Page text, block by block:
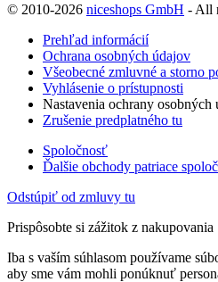
© 2010-2026 niceshops GmbH - All
Prehľad informácií
Ochrana osobných údajov
Všeobecné zmluvné a storno
Vyhlásenie o prístupnosti
Nastavenia ochrany osobných
Zrušenie predplatného tu
Spoločnosť
Ďalšie obchody patriace
Odstúpiť od zmluvy tu
Prispôsobte si zážitok z nakupovania
Iba s vaším súhlasom používame
aby sme vám mohli ponúknuť